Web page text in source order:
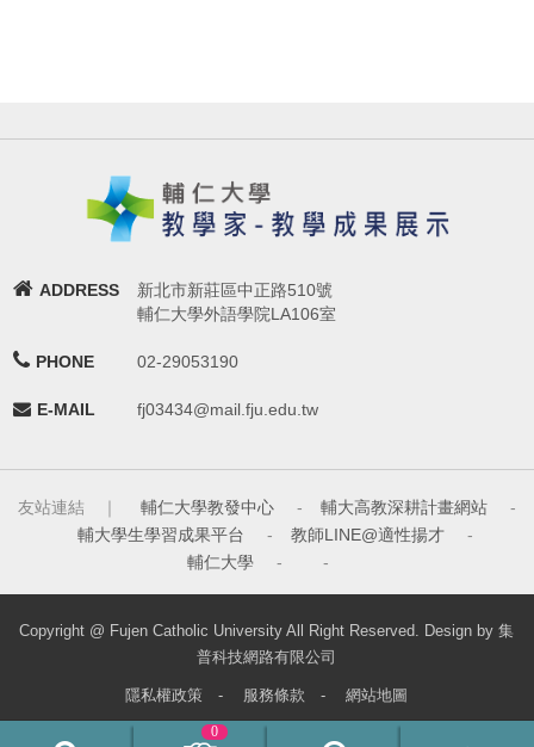
0
ADDRESS
新北市新莊區中正路510號
輔仁大學外語學院LA106室
PHONE 02-29053190
E-MAIL fj03434@mail.fju.edu.tw
友站連結 ｜ 輔仁大學教發中心 - 輔大高教深耕計畫網站
-
輔大學生學習成果平台
- 教師LINE@適性揚才
-
輔仁大學
- -
Copyright @ Fujen Catholic University All Right Reserved. Design by 集
普科技網路有限公司
隱私權政策 - 服務條款 -網站地圖